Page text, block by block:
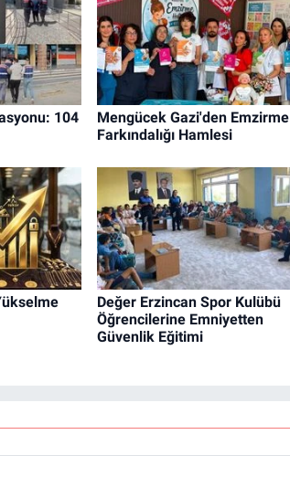
104
Mengücek Gazi'den Emzirme
Farkındalığı Hamlesi
Değer Erzincan Spor Kulübü
Öğrencilerine Emniyetten
Güvenlik Eğitimi